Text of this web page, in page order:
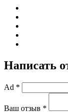
Написать
Ad *
Ваш отзыв *